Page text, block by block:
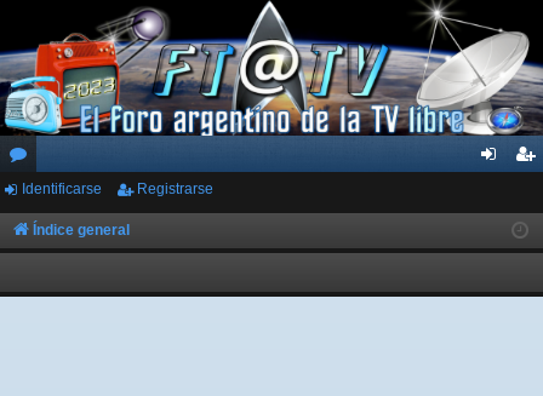
or
os
ar
ist
rs
Identificarse Registrarse
Índice general